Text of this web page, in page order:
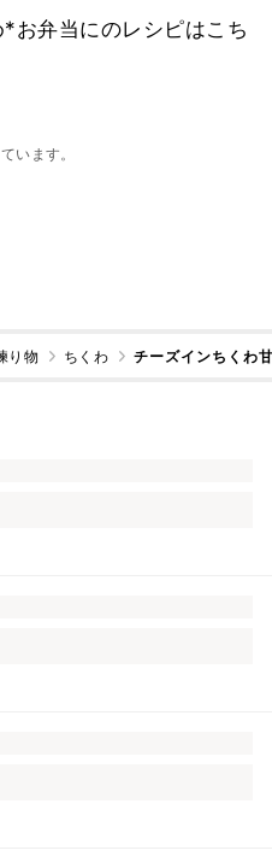
お弁当にのレシピはこち
います。
り物 ちくわ チーズインちくわ